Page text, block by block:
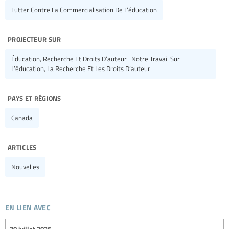
Lutter Contre La Commercialisation De L’éducation
projecteur sur
Éducation, Recherche Et Droits D’auteur | Notre Travail Sur
L’éducation, La Recherche Et Les Droits D’auteur
pays et régions
Canada
articles
Nouvelles
en lien avec